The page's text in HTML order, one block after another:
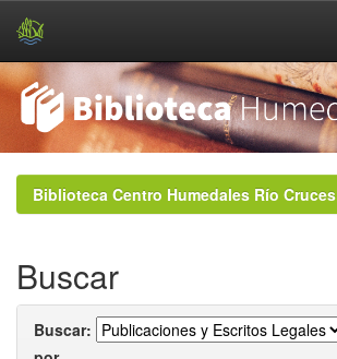
navigationBiblioteca Centro Humedales Río Cruces
Buscar
Buscar: